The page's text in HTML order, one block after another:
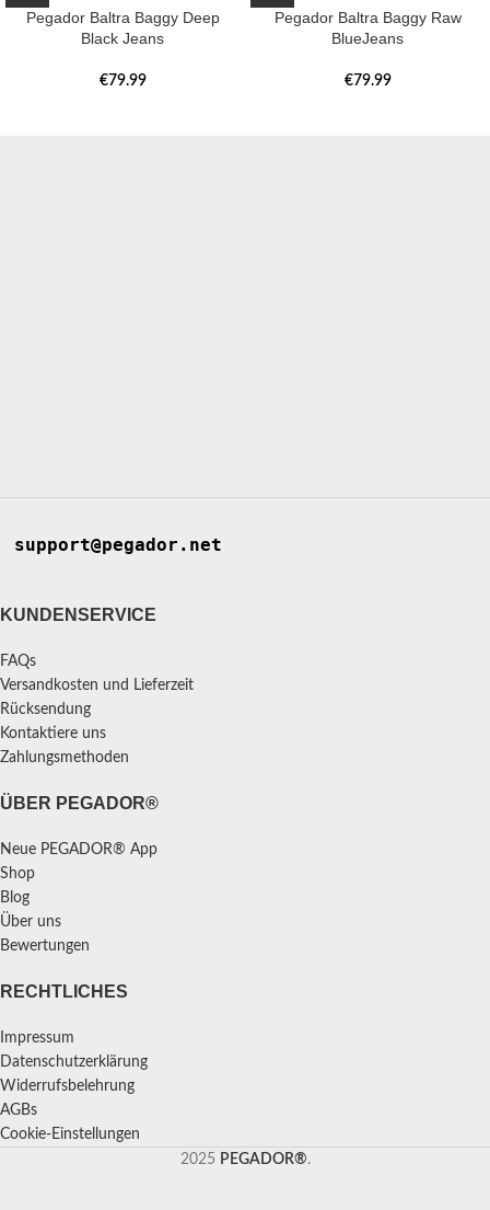
Pegador Baltra Baggy Deep
Black Jeans
€79.99
Pegador Baltra Baggy Raw
BlueJeans
€79.99
support@pegador.net
KUNDENSERVICE
FAQs
Versandkosten und Lieferzeit
Rücksendung
Kontaktiere uns
Zahlungsmethoden
ÜBER PEGADOR®
Neue PEGADOR® App
Shop
Blog
Über uns
Bewertungen
RECHTLICHES
Impressum
Datenschutzerklärung
Widerrufsbelehrung
AGBs
Cookie-Einstellungen
2025 PEGADOR®.